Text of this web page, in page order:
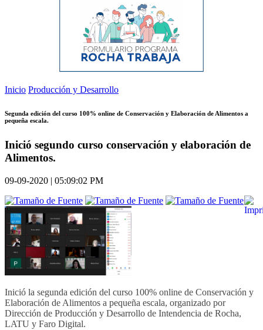
Inicio Producción y Desarrollo
Segunda edición del curso 100% online de Conservación y Elaboración de Alimentos a
pequeña escala.
Inició segundo curso conservación y elaboración de
Alimentos.
09-09-2020 | 05:09:02 PM
Inició la segunda edición del curso 100% online de Conservación y
Elaboración de Alimentos a pequeña escala, organizado por
Dirección de Producción y Desarrollo de Intendencia de Rocha,
LATU y Faro Digital.